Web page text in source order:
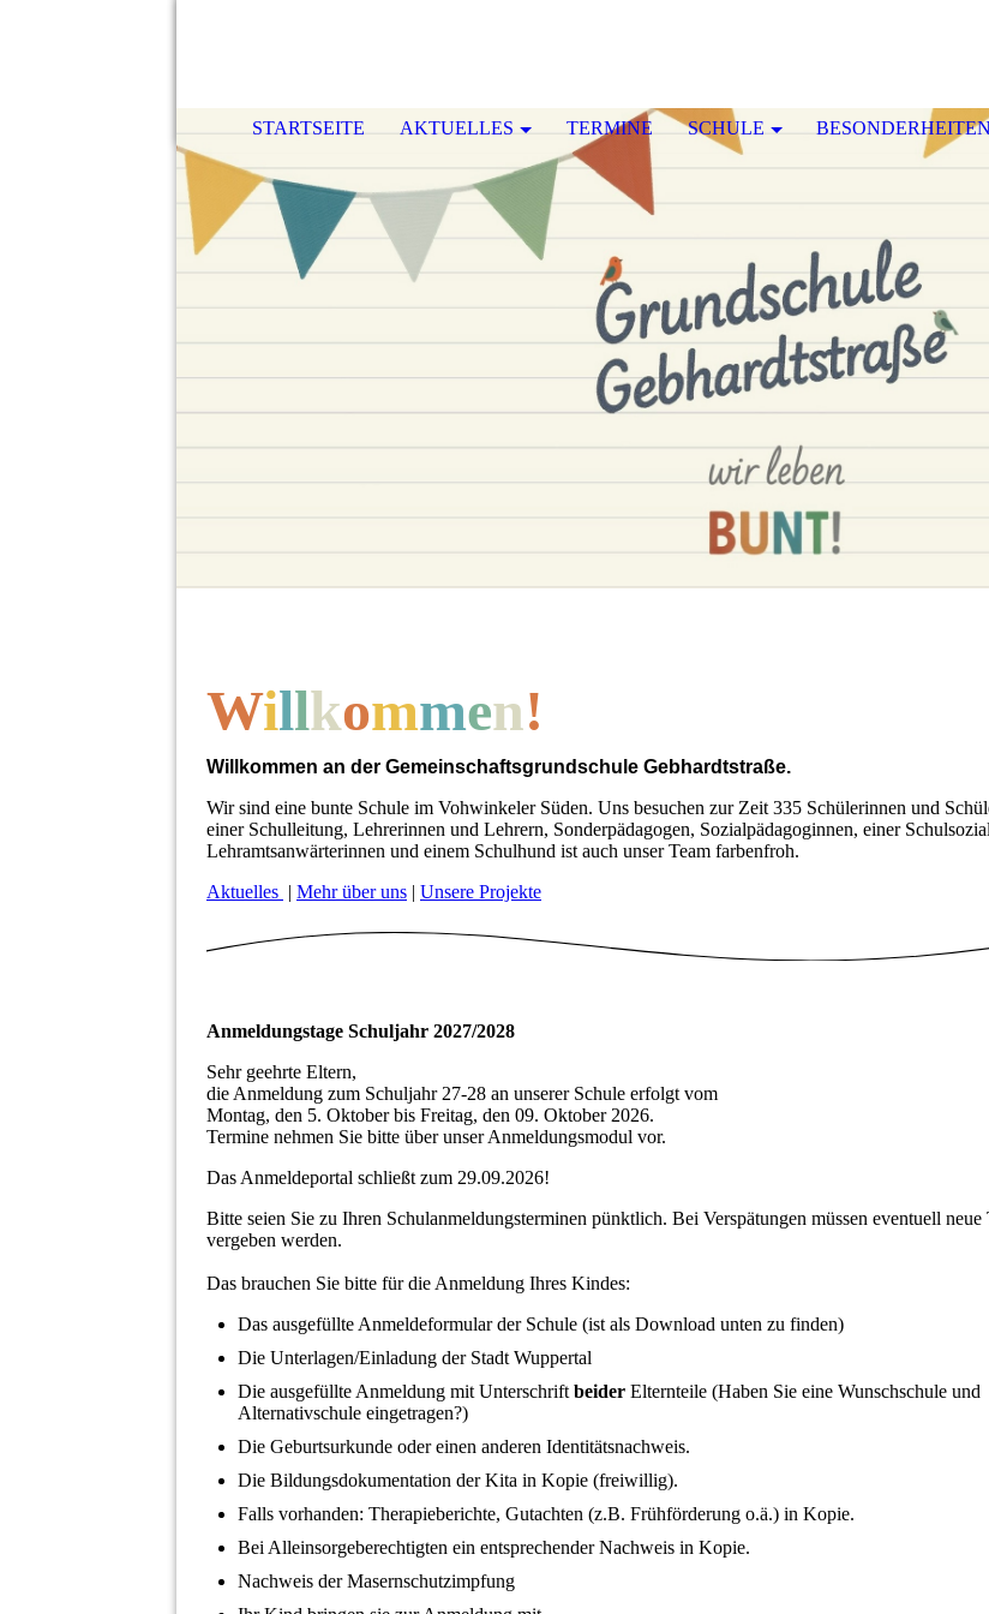
STARTSEITE AKTUELLES TERMINE SCHULE
Willkommen!
Willkommen an der Gemeinschaftsgrundschule Gebhardtstraße.
Wir sind eine bunte Schule im Vohwinkeler Süden. Uns besuchen zur Zeit 335 Schülerinnen und
einer Schulleitung, Lehrerinnen und Lehrern, Sonderpädagogen, Sozialpädagoginnen, einer
Lehramtsanwärterinnen und einem Schulhund ist auch unser Team farbenfroh.
Aktuelles | Mehr über uns | Unsere Projekte
Anmeldungstage Schuljahr 2027/2028
Sehr geehrte Eltern,
die Anmeldung zum Schuljahr 27-28 an unserer Schule erfolgt vom
Montag, den 5. Oktober bis Freitag, den 09. Oktober 2026.
Termine nehmen Sie bitte über unser Anmeldungsmodul vor.
Das Anmeldeportal schließt zum 29.09.2026!
Bitte seien Sie zu Ihren Schulanmeldungsterminen pünktlich. Bei Verspätungen müssen eventuell neue
vergeben werden.
Das brauchen Sie bitte für die Anmeldung Ihres Kindes:
Das ausgefüllte Anmeldeformular der Schule (ist als Download unten zu finden)
Die Unterlagen/Einladung der Stadt Wuppertal
Die ausgefüllte Anmeldung mit Unterschrift beider Elternteile (Haben Sie eine Wunschschule und
Alternativschule eingetragen?)
Die Geburtsurkunde oder einen anderen Identitätsnachweis.
Die Bildungsdokumentation der Kita in Kopie (freiwillig).
Falls vorhanden: Therapieberichte, Gutachten (z.B. Frühförderung o.ä.) in Kopie.
Bei Alleinsorgeberechtigten ein entsprechender Nachweis in Kopie.
Nachweis der Masernschutzimpfung